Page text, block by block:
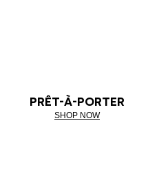
PRÊT-À-PORTER
SHOP NOW